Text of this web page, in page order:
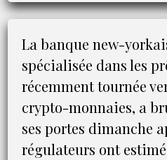
La banque new-
spécialisée dans les
récemment tournée
crypto-monnaies, a
ses portes dimanche
régulateurs ont